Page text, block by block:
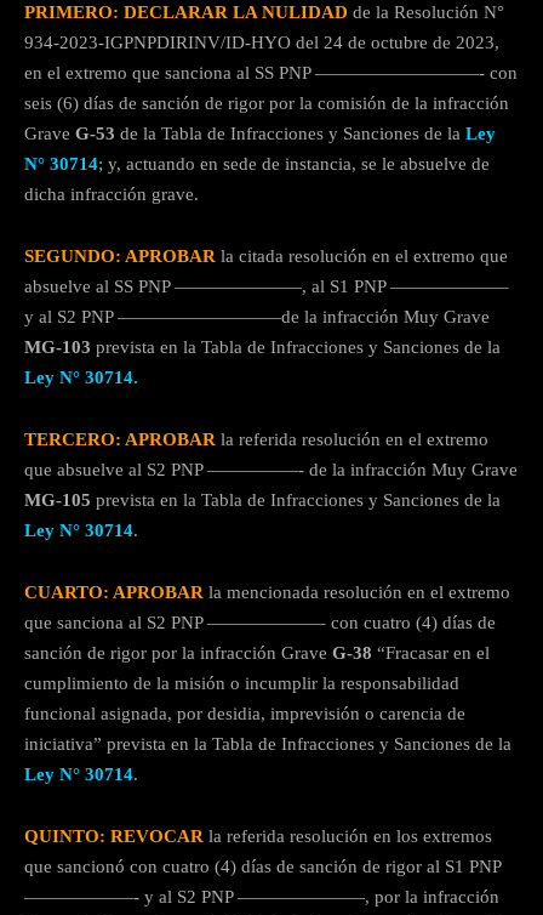
PRIMERO: DECLARAR LA NULIDAD de la Resolución N°
934-2023-IGPNPDIRINV/ID-HYO del 24 de octubre de 2023,
en el extremo que sanciona al SS PNP —————————- con
seis (6) días de sanción de rigor por la comisión de la infracción
Grave G-53 de la Tabla de Infracciones y Sanciones de la Ley
N° 30714; y, actuando en sede de instancia, se le absuelve de
dicha infracción grave.
SEGUNDO: APROBAR la citada resolución en el extremo que
absuelve al SS PNP ———————, al S1 PNP ——————–
y al S2 PNP —————————de la infracción Muy Grave
MG-103 prevista en la Tabla de Infracciones y Sanciones de la
Ley N° 30714.
TERCERO: APROBAR la referida resolución en el extremo
que absuelve al S2 PNP —————- de la infracción Muy Grave
MG-105 prevista en la Tabla de Infracciones y Sanciones de la
Ley N° 30714.
CUARTO: APROBAR la mencionada resolución en el extremo
que sanciona al S2 PNP ——————– con cuatro (4) días de
sanción de rigor por la infracción Grave G-38 “Fracasar en el
cumplimiento de la misión o incumplir la responsabilidad
funcional asignada, por desidia, imprevisión o carencia de
iniciativa” prevista en la Tabla de Infracciones y Sanciones de la
Ley N° 30714.
QUINTO: REVOCAR la referida resolución en los extremos
que sancionó con cuatro (4) días de sanción de rigor al S1 PNP
——————- y al S2 PNP ———————, por la infracción